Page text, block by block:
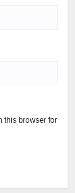
this browser for